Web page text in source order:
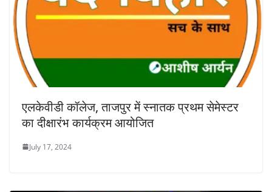
एलकेवीडी कॉलेज, ताजपुर में स्नातक प्रथम सेमेस्टर
का दीक्षारंभ कार्यक्रम आयोजित
July 17, 2024